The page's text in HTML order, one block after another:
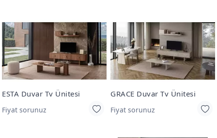
ESTA Duvar Tv Ünitesi
Fiyat sorunuz
GRACE Duvar Tv Ünitesi
Fiyat sorunuz